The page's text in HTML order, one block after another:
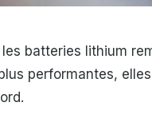
les batteries lithium
performantes,